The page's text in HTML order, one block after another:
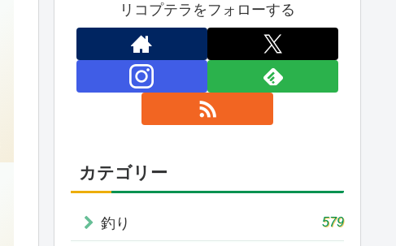
リコプテラをフォローする
カテゴリー
釣り 579